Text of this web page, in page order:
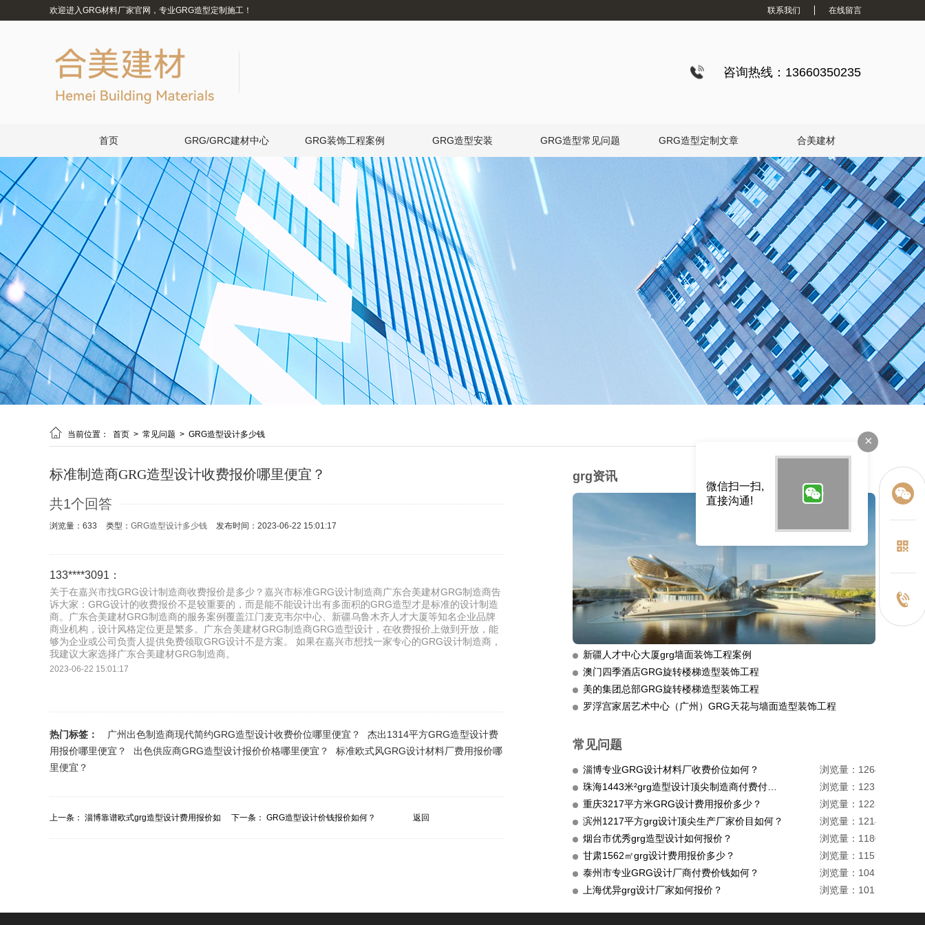
欢迎进入GRG材料厂家官网，专业GRG造型定制施工！ 联系我们 在线留言
咨询热线：13660350235
首页 GRG/GRC建材中心 GRG装饰工程案例 GRG造型安装 GRG造型常见问题 GRG造型定制文章 合美建材
 当前位置： 首页 > 常见问题 > GRG造型设计多少钱
标准制造商GRG造型设计收费报价哪里便宜？
共1个回答
浏览量：633 类型： GRG造型设计多少钱 发布时间：2023-06-22 15:01:17
133****3091：
关于在嘉兴市找GRG设计制造商收费报价是多少？嘉兴市标准GRG设计制造商广东合美建材GRG制造商告
诉大家：GRG设计的收费报价不是较重要的，而是能不能设计出有多面积的GRG造型才是标准的设计制造
商。广东合美建材GRG制造商的服务案例覆盖江门麦克韦尔中心、新疆乌鲁木齐人才大厦等知名企业品牌
商业机构，设计风格定位更是繁多。广东合美建材GRG制造商GRG造型设计，在收费报价上做到开放，能
够为企业或公司负责人提供免费领取GRG设计不是方案。 如果在嘉兴市想找一家专心的GRG设计制造商，
我建议大家选择广东合美建材GRG制造商。
2023-06-22 15:01:17
热门标签： 广州出色制造商现代简约GRG造型设计收费价位哪里便宜？
杰出1314平方GRG造型设计费
用报价哪里便宜？
出色供应商GRG造型设计报价价格哪里便宜？
标准欧式风GRG设计材料厂费用报价哪
里便宜？
上一条： 淄博靠谱欧式grg造型设计费用报价如
下一条： GRG造型设计价钱报价如何？ 返回
grg资讯
新疆人才中心大厦grg墙面装饰工程案例
澳门四季酒店GRG旋转楼梯造型装饰工程
美的集团总部GRG旋转楼梯造型装饰工程
罗浮宫家居艺术中心（广州）GRG天花与墙面造型装饰工程
常见问题
淄博专业GRG设计材料厂收费价位如何？
浏览量：1264
浏览量：1233
重庆3217平方米GRG设计费用报价多少？
浏览量：1228
滨州1217平方grg设计顶尖生产厂家价目如何？
浏览量：1214
烟台市优秀grg造型设计如何报价？
浏览量：1180
甘肃1562㎡grg设计费用报价多少？
浏览量：1159
泰州市专业GRG设计厂商付费价钱如何？
浏览量：1047
上海优异grg设计厂家如何报价？
浏览量：1015
×
微信扫一扫,
直接沟通!